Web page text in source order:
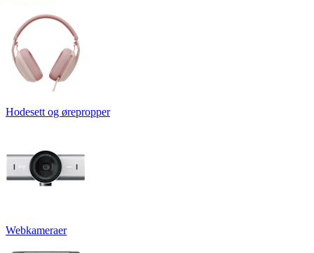
Hodesett og ørepropper
Webkameraer